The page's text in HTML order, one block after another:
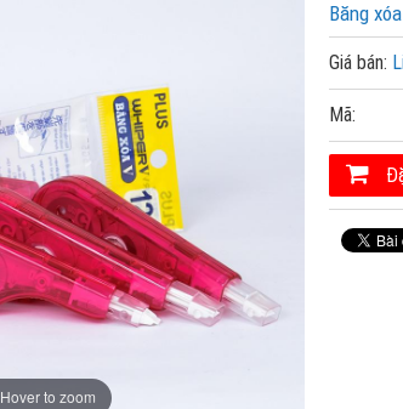
Hover to zoom
Băng
Giá bán:
Mã: